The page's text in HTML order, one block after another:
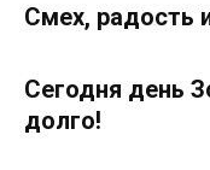
Смех, радость
Сегодня день
долго!